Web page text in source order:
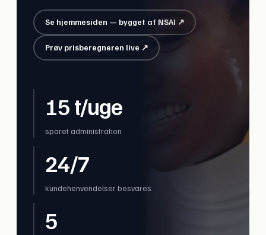
Se hjemmesiden — bygget af NSAI ↗
Prøv prisberegneren live ↗
15 t/uge
sparet administration
24/7
kundehenvendelser besvares
5